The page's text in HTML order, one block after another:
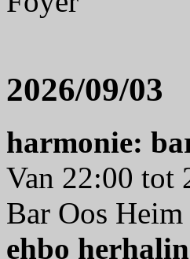
2026/09/03
harmonie:
Van 22:00 tot
Bar Oos Heim
ehbo